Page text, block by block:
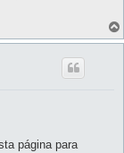
página para